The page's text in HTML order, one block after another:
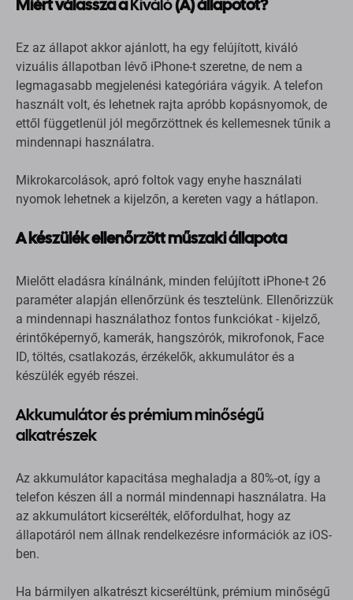
Miért válassza aKiváló(A) állapotot?
Ez az állapot akkor ajánlott, ha egy felújított, kiváló
vizuális állapotban lévő iPhone-t szeretne, de nem a
legmagasabb megjelenési kategóriára vágyik. A telefon
használt volt, és lehetnek rajta apróbb kopásnyomok, de
ettől függetlenül jól megőrzöttnek és kellemesnek tűnik a
mindennapi használatra.
Mikrokarcolások, apró foltok vagy enyhe használati
nyomok lehetnek a kijelzőn, a kereten vagy a hátlapon.
A készülék ellenőrzött műszaki állapota
Mielőtt eladásra kínálnánk, minden felújított iPhone-t 26
paraméter alapján ellenőrzünk és tesztelünk. Ellenőrizzük
a mindennapi használathoz fontos funkciókat - kijelző,
érintőképernyő, kamerák, hangszórók, mikrofonok, Face
ID, töltés, csatlakozás, érzékelők, akkumulátor és a
készülék egyéb részei.
Akkumulátor és prémium minőségű
alkatrészek
Az akkumulátor kapacitása meghaladja a 80%-ot, így a
telefon készen áll a normál mindennapi használatra. Ha
az akkumulátort kicserélték, előfordulhat, hogy az
állapotáról nem állnak rendelkezésre információk az iOS-
ben.
Ha bármilyen alkatrészt kicseréltünk, prémium minőségű